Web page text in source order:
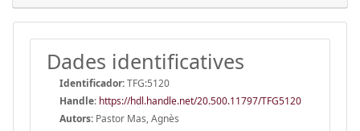
Dades identificatives
Identificador:TFG:5120
Handle: https://hdl.handle.net/20.500.11797/TFG5120
Autors: Pastor Mas, Agnès